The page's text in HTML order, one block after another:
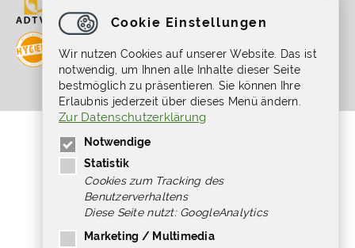
Gefördert durch die Beauftragte der
Bundesregierung für Kultur und Medien im
Programm NEUSTART KULTUR, [Hilfsprogramm
DIS-TANZEN/ tanz:digital/ DIS-TANZ-START]
des Dachverband Tanz Deutschland.
Cookie Einstellungen
Wir nutzen Cookies auf unserer Website. Das ist
notwendig, um Ihnen alle Inhalte dieser Seite
bestmöglich zu präsentieren. Sie können Ihre
Erlaubnis jederzeit über dieses Menü ändern.
Zur Datenschutzerklärung
Notwendige
Statistik
Cookies zum Tracking des
Benutzerverhaltens
Diese Seite nutzt: GoogleAnalytics
Marketing / Multimedia